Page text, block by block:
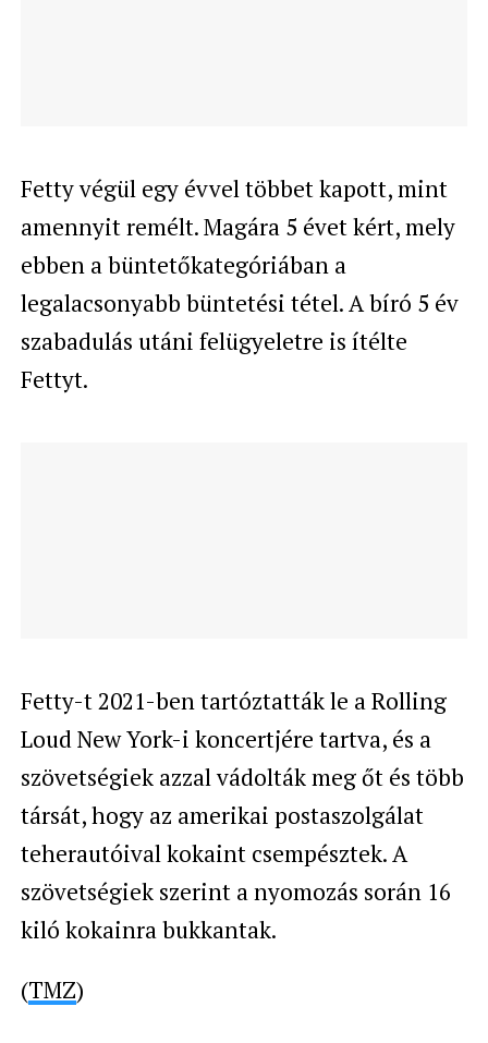
Fetty végül egy évvel többet kapott, mint
amennyit remélt. Magára 5 évet kért, mely
ebben a büntetőkategóriában a
legalacsonyabb büntetési tétel. A bíró 5 év
szabadulás utáni felügyeletre is ítélte
Fettyt.
Fetty-t 2021-ben tartóztatták le a Rolling
Loud New York-i koncertjére tartva, és a
szövetségiek azzal vádolták meg őt és több
társát, hogy az amerikai postaszolgálat
teherautóival kokaint csempésztek. A
szövetségiek szerint a nyomozás során 16
kiló kokainra bukkantak.
(TMZ)